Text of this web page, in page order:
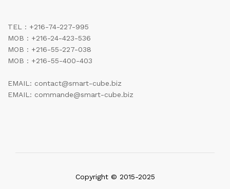
TEL : +216-74-227-995
MOB : +216-24-423-536
MOB : +216-55-227-038
MOB : +216-55-400-403
EMAIL: contact@smart-cube.biz
EMAIL: commande@smart-cube.biz
Copyright © 2015-2025